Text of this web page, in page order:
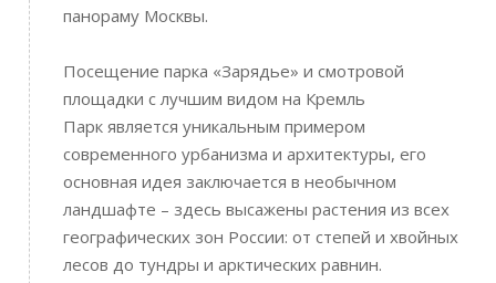
панораму Москвы.
Посещение парка «Зарядье» и смотровой
площадки с лучшим видом на Кремль
Парк является уникальным примером
современного урбанизма и архитектуры, его
основная идея заключается в необычном
ландшафте – здесь высажены растения из всех
географических зон России: от степей и хвойных
лесов до тундры и арктических равнин.